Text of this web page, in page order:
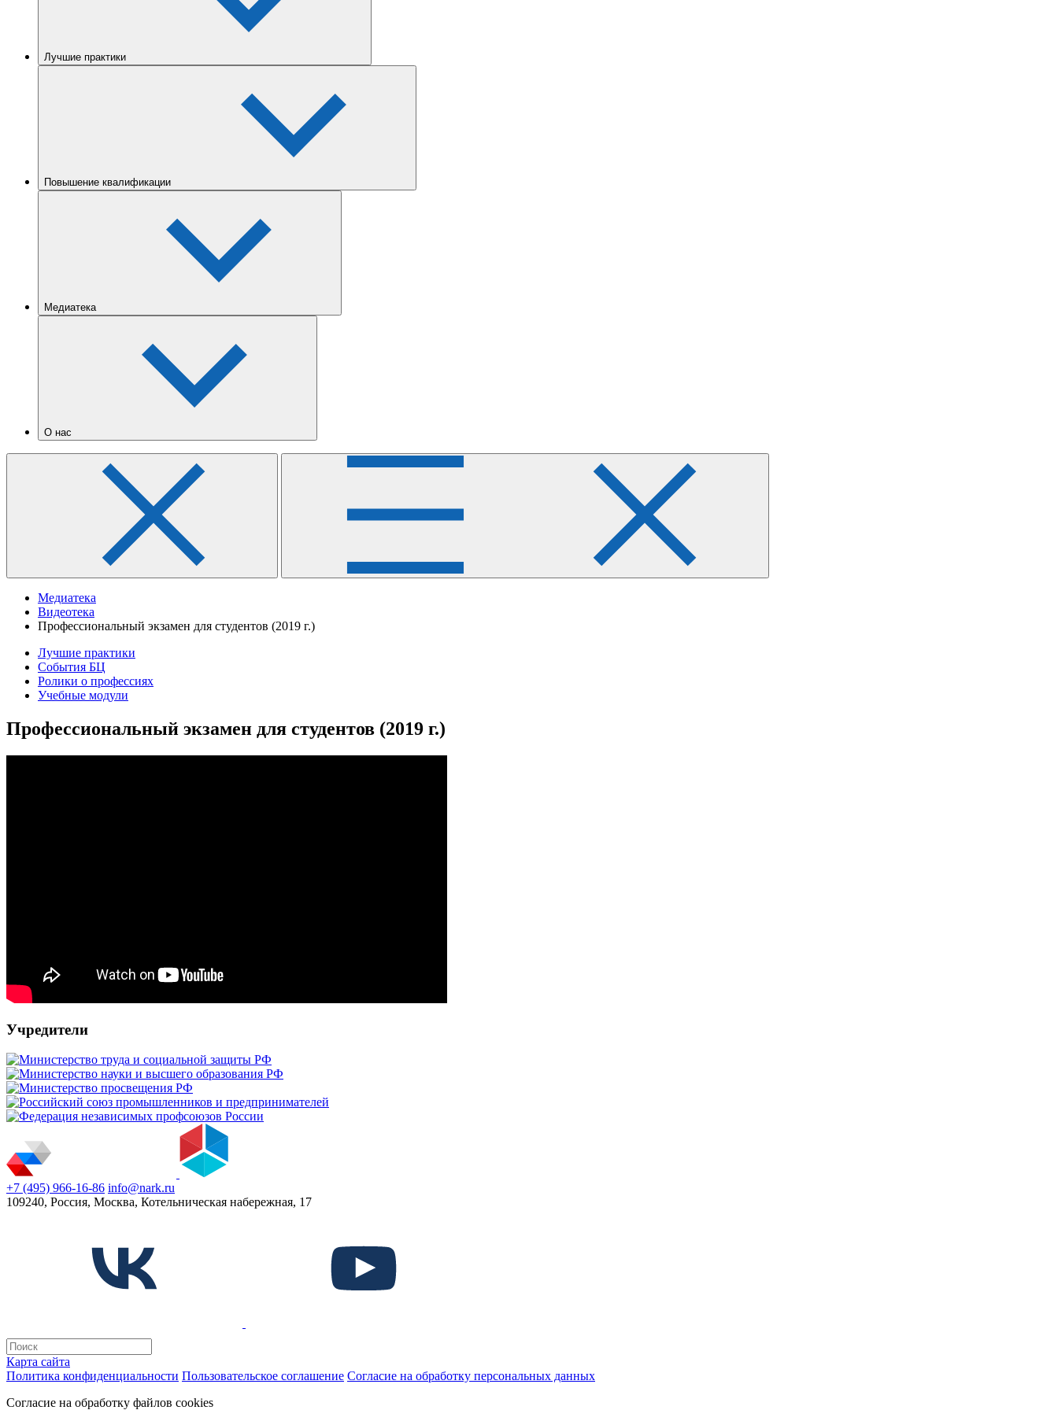
Лучшие практики
Повышение квалификации
Медиатека
О нас
Медиатека
Видеотека
Профессиональный экзамен для студентов (2019 г.)
Лучшие практики
События БЦ
Ролики о профессиях
Учебные модули
Профессиональный экзамен для студентов (2019 г.)
Учредители
+7 (495) 966-16-86 info@nark.ru
109240, Россия, Москва, Котельническая набережная, 17
Карта сайта
Политика конфиденциальности Пользовательское соглашение Согласие на обработку персональных данных
Согласие на обработку файлов cookies